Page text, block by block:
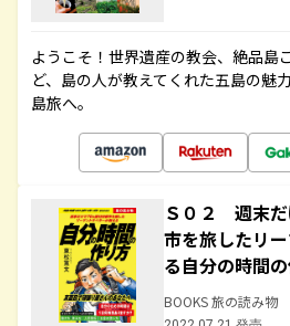
ようこそ！世界遺産の教会、絶品島
ど、島の人が教えてくれた五島の魅
島旅へ。
Ｓ０２ 週末だ
市を旅したリ
る自分の時間
BOOKS 旅の読み物